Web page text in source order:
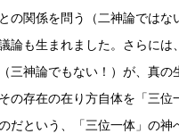
の関係を問う（二神論ではな
論も生まれました。さらには
三神論でもない！）が、真の
の存在の在り方自体を「三位
だという、「三位一体」の神